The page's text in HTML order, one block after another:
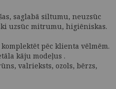
saglabā siltumu, neuzsūc
uzsūc mitrumu, higiēniskas.
pēc klienta vēlmēm.
kāju modeļus .
valrieksts, ozols, bērzs,